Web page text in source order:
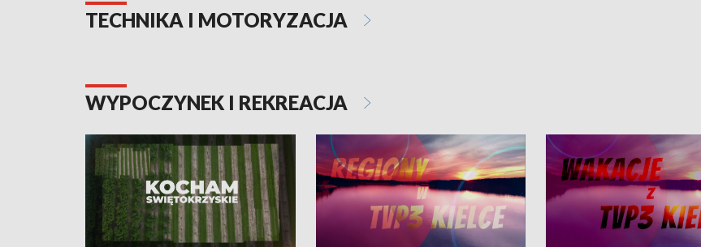
TECHNIKA I MOTORYZACJA
WYPOCZYNEK I REKREACJA